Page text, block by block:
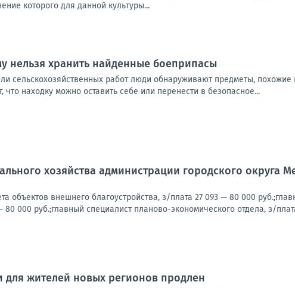
которого для данной культуры...
нельзя хранить найденные боеприпасы
сельскохозяйственных работ люди обнаруживают предметы, похожие
находку можно оставить себе или перенести в безопасное...
хозяйства администрации городского округа
объектов внешнего благоустройства, з/плата 27 093 — 80 000
000 руб.;главный специалист планово-экономического отдела, з/
для жителей новых регионов продлен